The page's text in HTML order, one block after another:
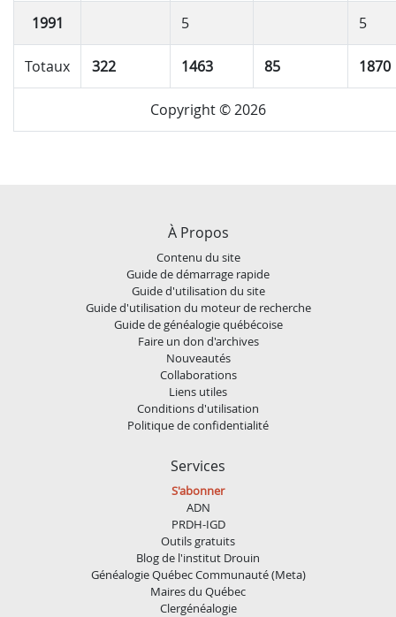
1991 5 5
Totaux 322 1463 85 1870
Copyright © 2026
À Propos
Contenu du site
Guide de démarrage rapide
Guide d'utilisation du site
Guide d'utilisation du moteur de recherche
Guide de généalogie québécoise
Faire un don d'archives
Nouveautés
Collaborations
Liens utiles
Conditions d'utilisation
Politique de confidentialité
Services
S'abonner
ADN
PRDH-IGD
Outils gratuits
Blog de l'institut Drouin
Généalogie Québec Communauté (Meta)
Maires du Québec
Clergénéalogie